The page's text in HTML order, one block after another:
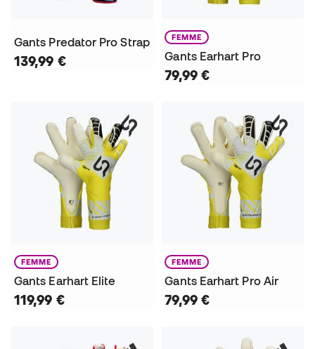
Gants Predator Pro Strap
139,99 €
FEMME
Gants Earhart Pro
79,99 €
FEMME
Gants Earhart Elite
119,99 €
FEMME
Gants Earhart Pro Air
79,99 €